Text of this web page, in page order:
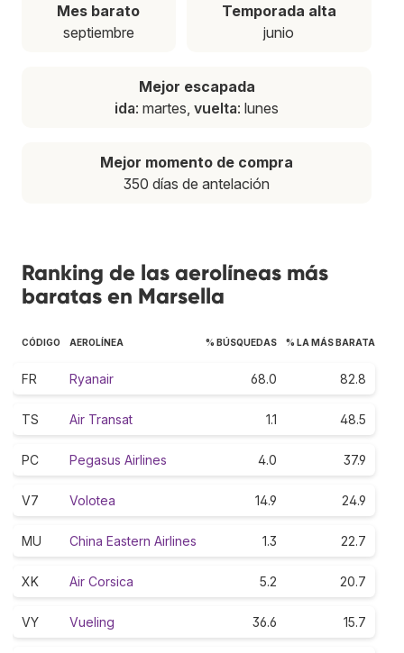
Mes barato
septiembre
Temporada alta
junio
Mejor escapada
ida: martes, vuelta: lunes
Mejor momento de compra
350 días de antelación
Ranking de las aerolíneas más
baratas en Marsella
CÓDIGO AEROLÍNEA % BÚSQUEDAS % LA MÁS BARATA
FR Ryanair 68.0 82.8
TS Air Transat 1.1 48.5
PC Pegasus Airlines 4.0 37.9
V7 Volotea 14.9 24.9
MU China Eastern Airlines 1.3 22.7
XK Air Corsica 5.2 20.7
VY Vueling 36.6 15.7